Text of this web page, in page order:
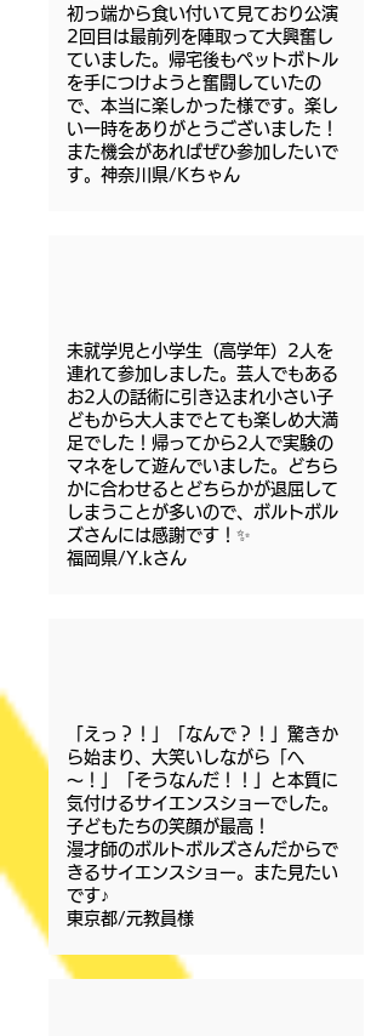
初っ端から食い付いて見ており公演
2回目は最前列を陣取って大興奮し
ていました。帰宅後もペットボトル
を手につけようと奮闘していたの
で、本当に楽しかった様です。楽し
い一時をありがとうございました！
また機会があればぜひ参加したいで
す。神奈川県/Kちゃん
未就学児と小学生（高学年）2人を
連れて参加しました。芸人でもある
お2人の話術に引き込まれ小さい子
どもから大人までとても楽しめ大満
足でした！帰ってから2人で実験の
マネをして遊んでいました。どちら
かに合わせるとどちらかが退屈して
しまうことが多いので、ボルトボル
ズさんには感謝です！✨
福岡県/Y.kさん
「えっ？！」「なんで？！」驚きか
ら始まり、大笑いしながら「へ
～！」「そうなんだ！！」と本質に
気付けるサイエンスショーでした。
子どもたちの笑顔が最高！
漫才師のボルトボルズさんだからで
きるサイエンスショー。また見たい
です♪
​東京都/元教員様